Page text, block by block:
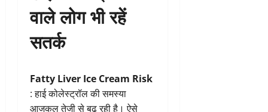
वाले लोग भी रहें
सतर्क
Fatty Liver Ice Cream Risk
: हाई कोलेस्ट्रॉल की समस्या
आजकल तेजी से बढ़ रही है। ऐसे